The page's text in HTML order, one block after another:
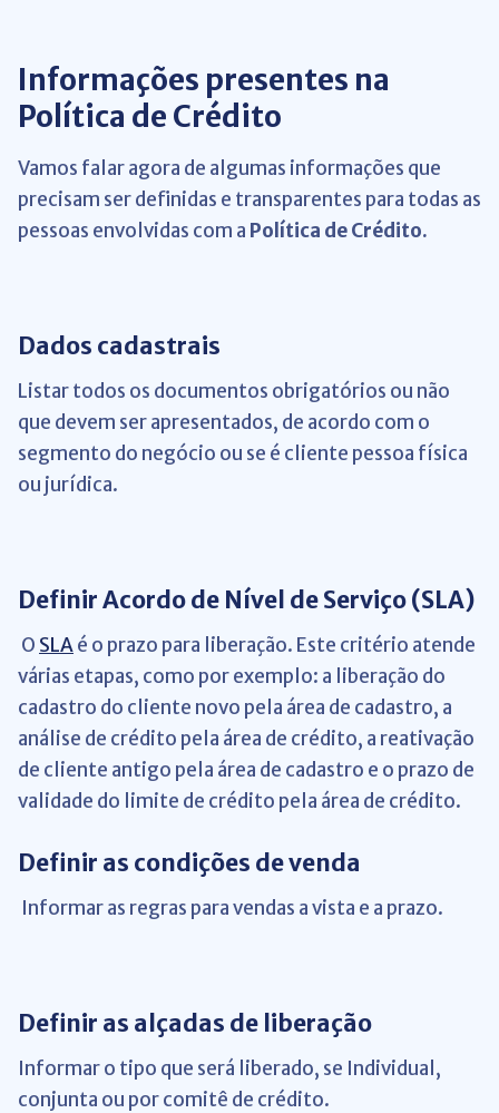
Informações presentes na
Política de Crédito
Vamos falar agora de algumas informações que
precisam ser definidas e transparentes para todas as
pessoas envolvidas com a Política de Crédito.
Dados cadastrais
Listar todos os documentos obrigatórios ou não
que devem ser apresentados, de acordo com o
segmento do negócio ou se é cliente pessoa física
ou jurídica.
Definir Acordo de Nível de Serviço (SLA)
O SLAé o prazo para liberação. Este critério atende
várias etapas, como por exemplo: a liberação do
cadastro do cliente novo pela área de cadastro, a
análise de crédito pela área de crédito, a reativação
de cliente antigo pela área de cadastro e o prazo de
validade do limite de crédito pela área de crédito.
Definir as condições de venda
Informar as regras para vendas a vista e a prazo.
Definir as alçadas de liberação
Informar o tipo que será liberado, se Individual,
conjunta ou por comitê de crédito.